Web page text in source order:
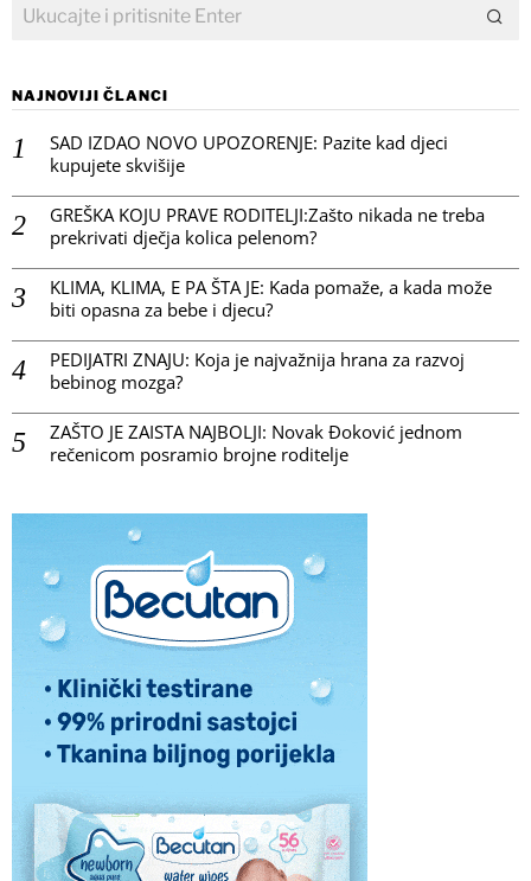
NAJNOVIJI ČLANCI
SAD IZDAO NOVO UPOZORENJE: Pazite kad djeci
kupujete skvišije
GREŠKA KOJU PRAVE RODITELJI:Zašto nikada ne treba
prekrivati dječja kolica pelenom?
KLIMA, KLIMA, E PA ŠTA JE: Kada pomaže, a kada može
biti opasna za bebe i djecu?
PEDIJATRI ZNAJU: Koja je najvažnija hrana za razvoj
bebinog mozga?
ZAŠTO JE ZAISTA NAJBOLJI: Novak Đoković jednom
rečenicom posramio brojne roditelje